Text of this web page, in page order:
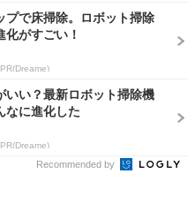
プで床掃除。ロボット掃除
化がすごい！
PR(Dreame)
いい？最新ロボット掃除機
なに進化した
PR(Dreame)
Recommended by